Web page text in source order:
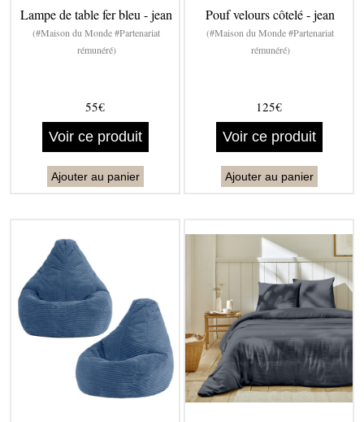
Lampe de table fer bleu - jean
(#Maison du Monde #Partenariat
rémunéré)
55€
Voir ce produit
Ajouter au panier
Pouf velours côtelé - jean
(#Maison du Monde #Partenariat
rémunéré)
125€
Voir ce produit
Ajouter au panier